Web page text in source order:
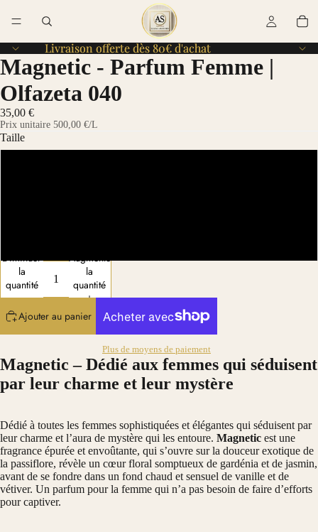
Livraison offerte dès 80€ d'achat
Livraison offerte dès 80€ d'achat
Magnetic - Parfum Femme |
Olfazeta 040
35,00 €
Prix unitaire 500,00 €/L
Taille
Diminuer
la
quantité
Augmenter
la
quantité
Ajouter au panier
Plus de moyens de paiement
Magnetic – Dédié aux femmes qui séduisent
par leur charme et leur mystère
Dédié à toutes les femmes sophistiquées et élégantes qui séduisent par
leur charme et l’aura de mystère qui les entoure. Magnetic est une
fragrance épurée et envoûtante, qui s’ouvre sur la douceur exotique de
la passiflore, révèle un cœur floral somptueux de gardénia et de jasmin,
avant de se fondre dans un fond chaud et sensuel de vanille et de
vétiver. Un parfum pour la femme qui n’a pas besoin de faire d’efforts
pour captiver.